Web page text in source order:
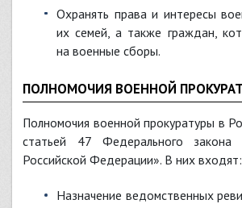
охранять права и интересы военнослужащих и
их семей, а также граждан,
на военные сборы.
ПОЛНОМОЧИЯ ВОЕННОЙ
Полномочия военной прокуратуры в
статьей 47 Федерального закона
Российской Федерации». В них входят:
назначение ведомственных ревизий и проверок